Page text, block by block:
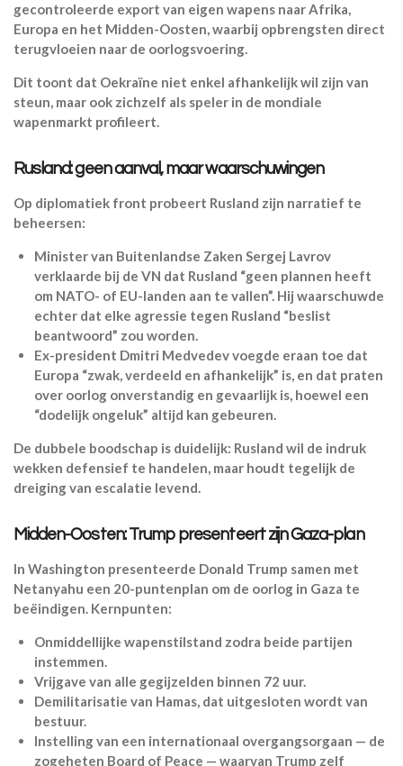
gecontroleerde export van eigen wapens naar Afrika,
Europa en het Midden-Oosten, waarbij opbrengsten direct
terugvloeien naar de oorlogsvoering.
Dit toont dat Oekraïne niet enkel afhankelijk wil zijn van
steun, maar ook zichzelf als speler in de mondiale
wapenmarkt profileert.
Rusland: geen aanval, maar waarschuwingen
Op diplomatiek front probeert Rusland zijn narratief te
beheersen:
Minister van Buitenlandse Zaken Sergej Lavrov
verklaarde bij de VN dat Rusland “geen plannen heeft
om NATO- of EU-landen aan te vallen”. Hij waarschuwde
echter dat elke agressie tegen Rusland “beslist
beantwoord” zou worden.
Ex-president Dmitri Medvedev voegde eraan toe dat
Europa “zwak, verdeeld en afhankelijk” is, en dat praten
over oorlog onverstandig en gevaarlijk is, hoewel een
“dodelijk ongeluk” altijd kan gebeuren.
De dubbele boodschap is duidelijk: Rusland wil de indruk
wekken defensief te handelen, maar houdt tegelijk de
dreiging van escalatie levend.
Midden-Oosten: Trump presenteert zijn Gaza-plan
In Washington presenteerde Donald Trump samen met
Netanyahu een 20-puntenplan om de oorlog in Gaza te
beëindigen. Kernpunten:
Onmiddellijke wapenstilstand zodra beide partijen
instemmen.
Vrijgave van alle gegijzelden binnen 72 uur.
Demilitarisatie van Hamas, dat uitgesloten wordt van
bestuur.
Instelling van een internationaal overgangsorgaan — de
zogeheten Board of Peace — waarvan Trump zelf